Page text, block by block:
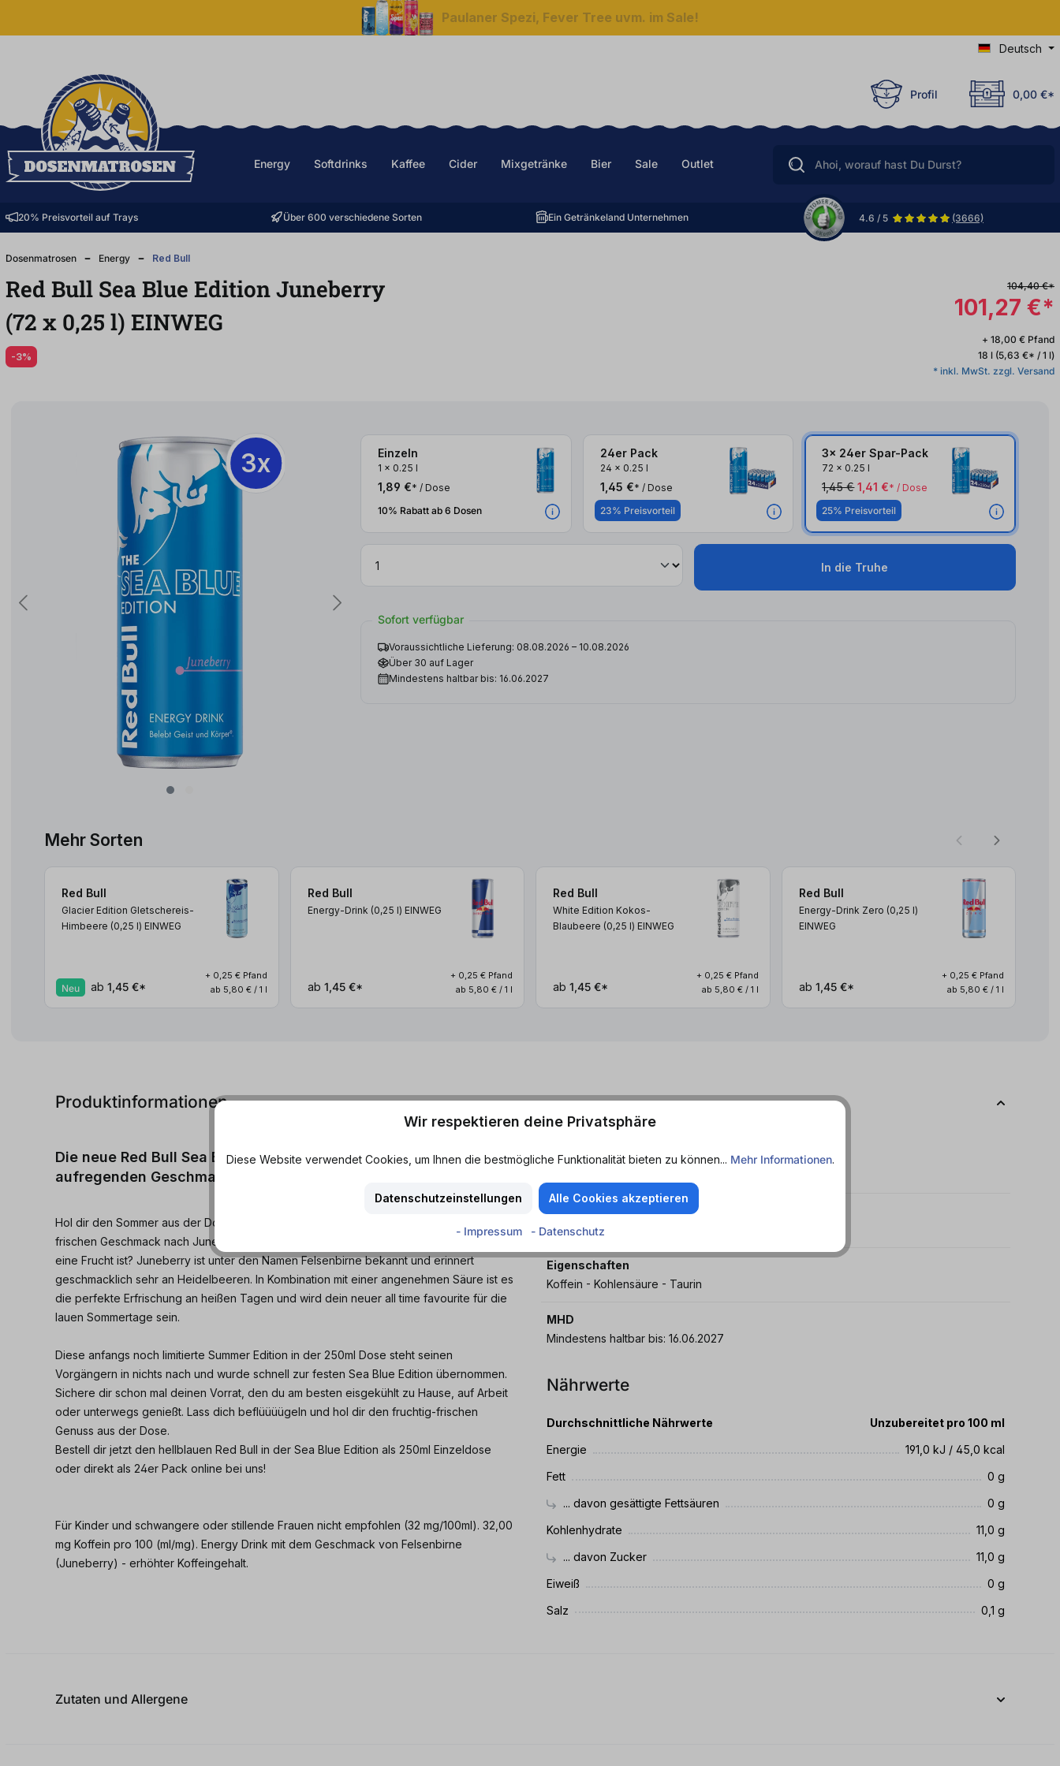
Paulaner Spezi, Fever Tree uvm. im Sale!
Deutsch
Profil 0,00 €*
Energy Softdrinks Kaffee Cider Mixgetränke Bier Sale Outlet
20% Preisvorteil auf Trays Über 600 verschiedene Sorten Ein Getränkeland Unternehmen 4.6 / 5 (3666)
Dosenmatrosen Energy Red Bull
Red Bull Sea Blue Edition Juneberry
(72 x 0,25 l) EINWEG
-3%
104,40 €*
101,27 €*
+ 18,00 € Pfand
18 l (5,63 €* / 1 l)
* inkl. MwSt. zzgl. Versand
3x 3x
Einzeln
1 x 0.25 l
1,89 €* / Dose
10% Rabatt ab 6 Dosen
24er Pack
24 x 0.25 l
1,45 €* / Dose
23% Preisvorteil
3x 24er Spar-Pack
72 x 0.25 l
1,45 € 1,41 €* / Dose
25% Preisvorteil
In die Truhe
Sofort verfügbar
Voraussichtliche Lieferung: 08.08.2026 – 10.08.2026
Über 30 auf Lager
Mindestens haltbar bis: 16.06.2027
Mehr Sorten
Red Bull
Glacier Edition Gletschereis-
Himbeere (0,25 l) EINWEG
Neu ab 1,45 €*
+ 0,25 € Pfand
ab 5,80 € / 1 l
Red Bull
Energy-Drink (0,25 l) EINWEG
ab 1,45 €*
+ 0,25 € Pfand
ab 5,80 € / 1 l
Red Bull
White Edition Kokos-
Blaubeere (0,25 l) EINWEG
ab 1,45 €*
+ 0,25 € Pfand
ab 5,80 € / 1 l
Red Bull
Energy-Drink Zero (0,25 l)
EINWEG
ab 1,45 €*
+ 0,25 € Pfand
ab 5,80 € / 1 l
Produktinformationen
Die neue Red Bull Sea Blue Edition ist da! Erlebe den
aufregenden Geschmack nach Juneberry.
Hol dir den Sommer aus der Dose mit der Red Bull Sea Blue Edition und den fruchtig-
frischen Geschmack nach Juneberry. Jetzt fragst du dich sicherlich was Juneberry für
eine Frucht ist? Juneberry ist unter den Namen Felsenbirne bekannt und erinnert
geschmacklich sehr an Heidelbeeren. In Kombination mit einer angenehmen Säure ist es
die perfekte Erfrischung an heißen Tagen und wird dein neuer all time favourite für die
lauen Sommertage sein.
Diese anfangs noch limitierte Summer Edition in der 250ml Dose steht seinen
Vorgängern in nichts nach und wurde schnell zur festen Sea Blue Edition übernommen.
Sichere dir schon mal deinen Vorrat, den du am besten eisgekühlt zu Hause, auf Arbeit
oder unterwegs genießt. Lass dich beflüüüügeln und hol dir den fruchtig-frischen
Genuss aus der Dose.
Bestell dir jetzt den hellblauen Red Bull in der Sea Blue Edition als 250ml Einzeldose
oder direkt als 24er Pack online bei uns!
Für Kinder und schwangere oder stillende Frauen nicht empfohlen (32 mg/100ml). 32,00
mg Koffein pro 100 (ml/mg). Energy Drink mit dem Geschmack von Felsenbirne
(Juneberry) - erhöhter Koffeingehalt.
Geschmack
Fruchtig - Leicht säuerlich - Süß
Eigenschaften
Koffein - Kohlensäure - Taurin
MHD
Mindestens haltbar bis: 16.06.2027
Nährwerte
Durchschnittliche Nährwerte
Unzubereitet pro 100 ml
Energie
191,0 kJ / 45,0 kcal
Fett
0 g
... davon gesättigte Fettsäuren
0 g
Kohlenhydrate
11,0 g
... davon Zucker
11,0 g
Eiweiß
0 g
Salz
0,1 g
Zutaten und Allergene
Wir respektieren deine Privatsphäre
Diese Website verwendet Cookies, um Ihnen die bestmögliche Funktionalität bieten zu können... Mehr Informationen.
Datenschutzeinstellungen Alle Cookies akzeptieren
- Impressum - Datenschutz